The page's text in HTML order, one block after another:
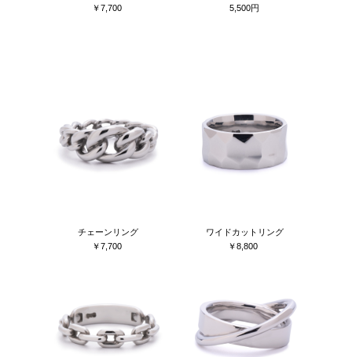
￥7,700
5,500円
チェーンリング
￥7,700
ワイドカットリング
￥8,800